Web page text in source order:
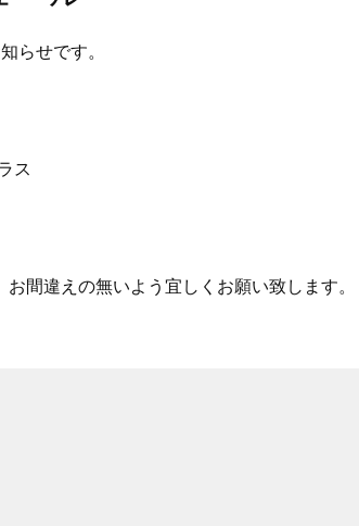
らせです。
ス
間違えの無いよう宜しくお願い致します。